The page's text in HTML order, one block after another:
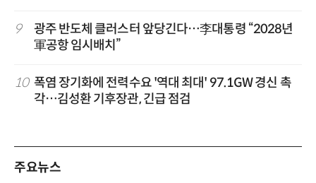
9
광주 반도체 클러스터 앞당긴다…李대통령 “2028년
軍공항 임시배치”
10 폭염 장기화에 전력수요 '역대 최대' 97.1GW 경신 촉
각…김성환 기후장관, 긴급 점검
주요뉴스